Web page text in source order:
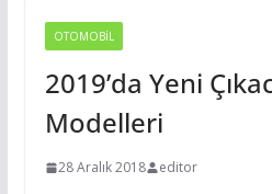
OTOMOBIL
2019’da Yeni
Modelleri
28 Aralık 2018 editor